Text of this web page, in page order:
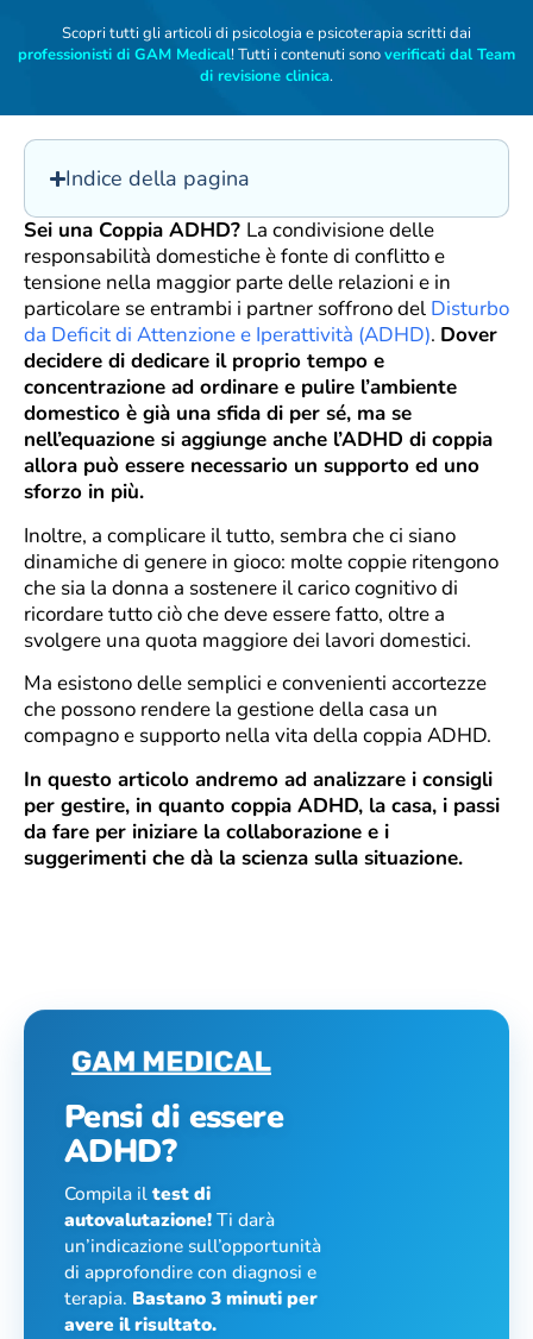
Scopri tutti gli articoli di psicologia e psicoterapia scritti dai
professionisti di GAM Medical! Tutti i contenuti sonoverificati dal Team
di revisione clinica.
Indice della pagina
Sei una Coppia ADHD? La condivisione delle
responsabilità domestiche è fonte di conflitto e
tensione nella maggior parte delle relazioni e in
particolare se entrambi i partner soffrono del Disturbo
da Deficit di Attenzione e Iperattività (ADHD). Dover
decidere di dedicare il proprio tempo e
concentrazione ad ordinare e pulire l’ambiente
domestico è già una sfida di per sé, ma se
nell’equazione si aggiunge anche l’ADHD di coppia
allora può essere necessario un supporto ed uno
sforzo in più.
Inoltre, a complicare il tutto, sembra che ci siano
dinamiche di genere in gioco: molte coppie ritengono
che sia la donna a sostenere il carico cognitivo di
ricordare tutto ciò che deve essere fatto, oltre a
svolgere una quota maggiore dei lavori domestici.
Ma esistono delle semplici e convenienti accortezze
che possono rendere la gestione della casa un
compagno e supporto nella vita della coppia ADHD.
In questo articolo andremo ad analizzare i consigli
per gestire, in quanto coppia ADHD, la casa, i passi
da fare per iniziare la collaborazione e i
suggerimenti che dà la scienza sulla situazione.
Pensi di essere
ADHD?
Compila iltest di
autovalutazione!Ti darà
un’indicazione sull’opportunità
di approfondire con diagnosi e
terapia. Bastano 3 minuti per
avere il risultato.